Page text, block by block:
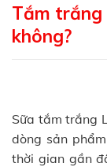
Tắm trắng
không?
Sữa tắm trắng
dòng sản
thời gian gần